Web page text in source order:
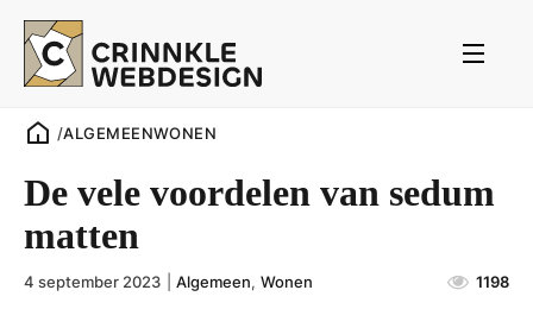
/ALGEMEENWONEN
De vele voordelen van sedum
matten
4 september 2023 Algemeen,Wonen 1198